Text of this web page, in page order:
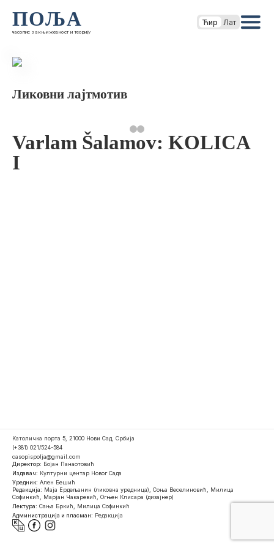
ПОЉА
часопис за књижевност и теорију
Ћир Лат
Ликовни лајтмотив
Varlam Šalamov: KOLICA
I
Католичка порта 5, 21000 Нови Сад, Србија
(+381) 021/524-584
casopispolja@gmail.com
Директор: Бојан Панаотовић
Издавач: Културни центар Новог Сада
Уредник: Ален Бешић
Редакција: Маја Ердељанин (ликовна уредница), Соња Веселиновић, Милица
Софинкић, Марјан Чакаревић, Огњен Клисара (дизајнер)
Лектура: Сања Бркић, Милица Софинкић
Администрација и пласман: Редакција